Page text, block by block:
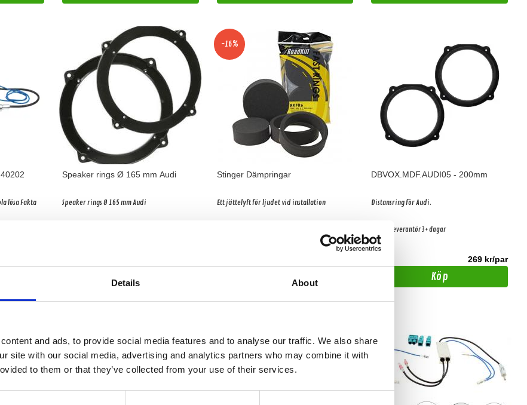
Details About
and ads, to provide social media features and to analyse our traffic. We also share
site with our social media, advertising and analytics partners who may combine it with
to them or that they’ve collected from your use of their services.
lösa Fakta
Speaker rings Ø 165 mm Audi
Speaker rings Ø 165 mm Audi
Köp
-16%
Stinger Dämpringar
Ett jättelyft för ljudet vid installation
DBVOX.MDF.AUDI05 - 200mm
Distansring för Audi.
Hos leverantör 3+ dagar
269 kr/par
Köp